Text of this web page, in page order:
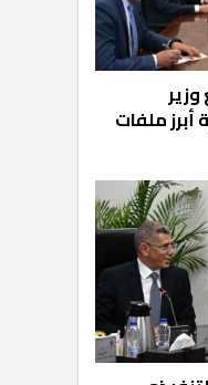
أبرز ملفات